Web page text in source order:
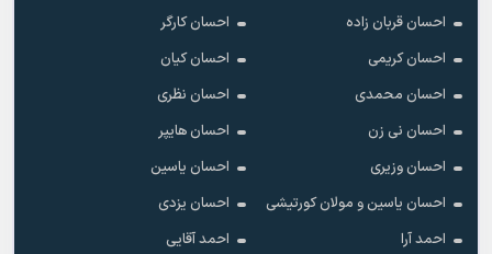
احسان قربان زاده
احسان کارگر
احسان کریمی
احسان کیان
احسان محمدی
احسان نظری
احسان نی زن
احسان هایپر
احسان وزیری
احسان یاسین
احسان یاسین و مولان کورتیشی
احسان یزدی
احمد آرا
احمد آقایی